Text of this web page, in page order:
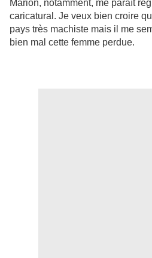
Marion, notamment, me paraît
caricatural. Je veux bien croire
pays très machiste mais il me
bien mal cette femme perdue.